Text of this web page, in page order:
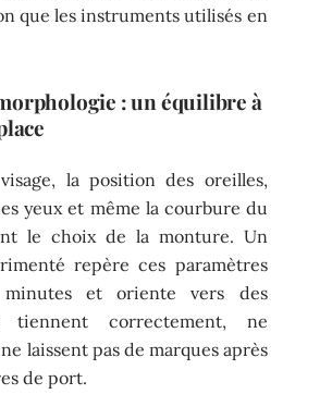
que les instruments utilisés en
: un équilibre à
la position des oreilles,
yeux et même la courbure du
le choix de la monture. Un
repère ces paramètres
minutes et oriente vers des
tiennent correctement, ne
laissent pas de marques après
de port.